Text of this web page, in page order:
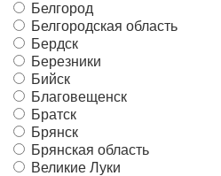
Белгород
Белгородская область
Бердск
Березники
Бийск
Благовещенск
Братск
Брянск
Брянская область
Великие Луки